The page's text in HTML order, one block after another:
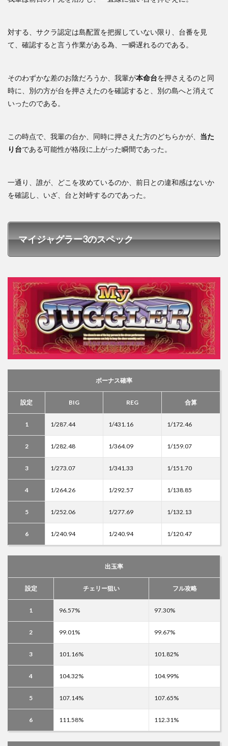
対する、サクラ認定は島配置を把握していない限り、台番を見
て、確認すると言う作業がある為、一瞬遅れるのである。
そのわずかな差のお陰だろうか、我輩が本命台を押さえるのと同
時に、別の方が台を押さえたのを確認すると、別の島へと消えて
いったのである。
この時点で、我輩の台か、同時に押さえた方のどちらかが、 当た
り台である可能性が格段に上がった瞬間であった。
一通り、誰が、どこを攻めているのか、前日との違和感はないか
を確認し、いざ、台と対峙するのであった。
マイジャグラー3のスペック
ボーナス確率
設定 BIG REG 合算
1 1/287.44 1/431.16 1/172.46
2 1/282.48 1/364.09 1/159.07
3 1/273.07 1/341.33 1/151.70
4 1/264.26 1/292.57 1/138.85
5 1/252.06 1/277.69 1/132.13
6 1/240.94 1/240.94 1/120.47
出玉率
設定 チェリー狙い フル攻略
1 96.57% 97.30%
2 99.01% 99.67%
3 101.16% 101.82%
4 104.32% 104.99%
5 107.14% 107.65%
6 111.58% 112.31%